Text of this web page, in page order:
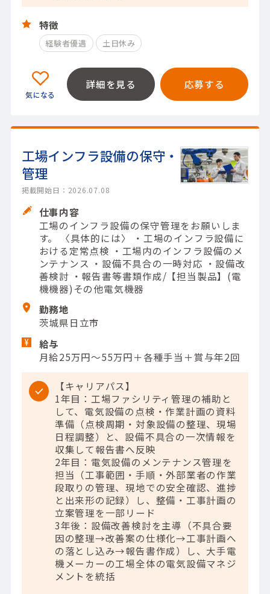
特徴
経験者優遇 土日休み
詳細を見る 応募する
工場インフラ設備の保守・
管理
掲載開始日：2026.07.08
仕事内容
工場のインフラ設備の保守管理をお願いしま
す。 〈具体的には〉 ・工場のインフラ設備に
おける定常点検 ・工場内のインフラ設備のメ
ンテナンス ・設備不具合の一時対応 ・設備改
善検討 ・報告書等書類作成/【担当製品】(電
機機器)その他電気機器
勤務地
茨城県日立市
給与
月給25万円～55万円＋各種手当＋賞与年2回
【キャリアパス】
1年目：工場ファシリティ管理の補助と
して、電気設備の点検・作業計画の資料
準備（点検周期・対象設備の整理、現場
日程調整）と、設備不具合の一次情報を
収集して報告書へ反映
2年目：電気設備のメンテナンス管理を
担当（工事範囲・手順・外部業者の作業
段取りの管理、現地での安全確認、進捗
と出来形の記録）し、整備・工事計画の
立案管理を一部リード
3年後：設備改善検討を主導（不具合要
因の整理→改善案の仕様化→工事計画へ
の落とし込み→報告書作成）し、大手電
機メーカーの工場全体の電気設備マネジ
メントを統括